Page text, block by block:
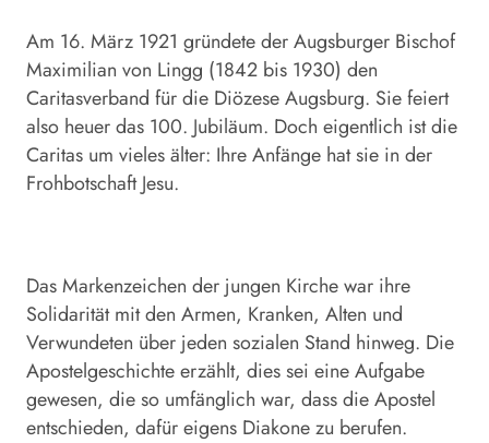
Am 16. März 1921 gründete der Augsburger Bischof
Maximilian von Lingg (1842 bis 1930) den
Caritasverband für die Diözese Augsburg. Sie feiert
also heuer das 100. Jubiläum. Doch eigentlich ist die
Caritas um vieles älter: Ihre Anfänge hat sie in der
Frohbotschaft Jesu.
Das Markenzeichen der jungen Kirche war ihre
Solidarität mit den Armen, Kranken, Alten und
Verwundeten über jeden sozialen Stand hinweg. Die
Apostelgeschichte erzählt, dies sei eine Aufgabe
gewesen, die so umfänglich war, dass die Apostel
entschieden, dafür eigens Diakone zu berufen.